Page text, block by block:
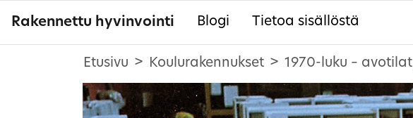
Rakennettu hyvinvointi Blogi Tietoa sisällöstä
Etusivu Koulurakennukset 1970-luku –